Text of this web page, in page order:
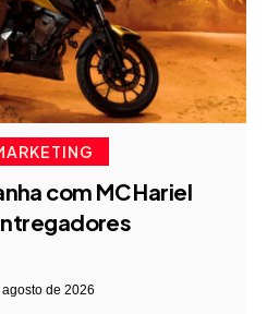
com MC Hariel
de 2026